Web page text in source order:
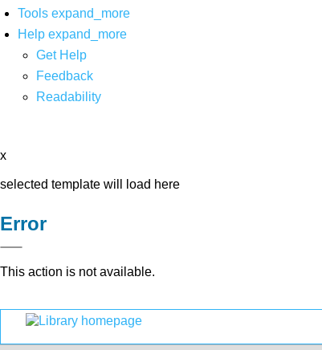
Tools expand_more
Help expand_more
Get Help
Feedback
Readability
x
selected template will load here
Error
This action is not available.